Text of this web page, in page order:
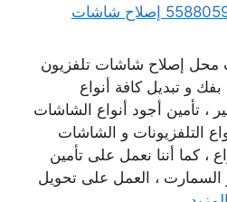
فني تصليح تلفزيونات 55880595 إصلاح شاشات
محل إصلاح شاشات تلفزيون
و تبديل كافة أنواع
، تأمين أجود أنواع الشاشات
التلفزيونات و الشاشات
، كما أننا نعمل على تأمين
السمارت ، العمل على تحويل